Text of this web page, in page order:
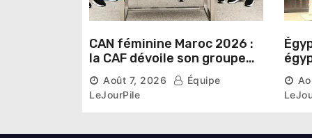
CAN féminine Maroc 2026 :
la CAF dévoile son groupe
d’experts chargé d’analyser
la compétition
Août 7, 2026
Équipe
LeJourPile
une